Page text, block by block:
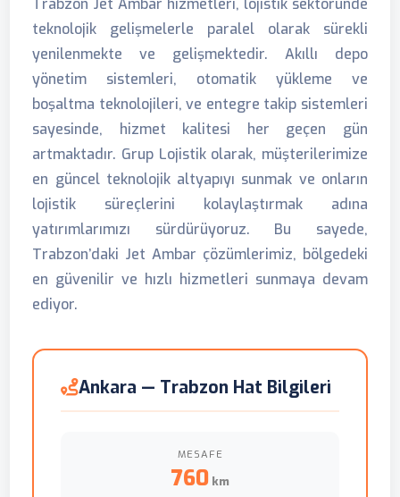
Trabzon Jet Ambar hizmetleri, lojistik sektöründe
teknolojik gelişmelerle paralel olarak sürekli
yenilenmekte ve gelişmektedir. Akıllı depo
yönetim sistemleri, otomatik yükleme ve
boşaltma teknolojileri, ve entegre takip sistemleri
sayesinde, hizmet kalitesi her geçen gün
artmaktadır. Grup Lojistik olarak, müşterilerimize
en güncel teknolojik altyapıyı sunmak ve onların
lojistik süreçlerini kolaylaştırmak adına
yatırımlarımızı sürdürüyoruz. Bu sayede,
Trabzon’daki Jet Ambar çözümlerimiz, bölgedeki
en güvenilir ve hızlı hizmetleri sunmaya devam
ediyor.
Ankara — Trabzon Hat Bilgileri
MESAFE
760 km